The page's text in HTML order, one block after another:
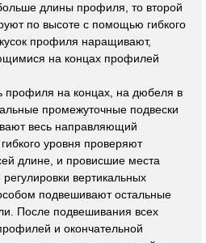
длины профиля, то второй
по высоте с помощью гибкого
профиля наращивают,
на концах профилей
профиля на концах, на дюбеля в
промежуточные подвески
весь направляющий
уровня проверяют
длине, и провисшие места
вертикальных
подвешивают остальные
После подвешивания всех
и окончательной